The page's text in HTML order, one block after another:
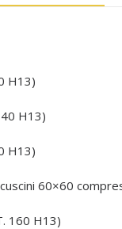
H13)
H13)
H13)
60×60
160 H13)